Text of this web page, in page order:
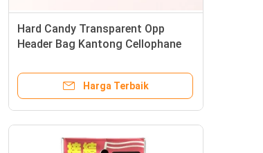
Hard Candy Transparent Opp
Header Bag Kantong Cellophane
Makanan
Harga Terbaik